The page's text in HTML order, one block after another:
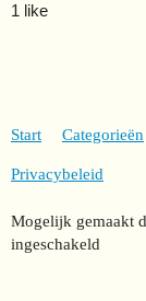
1 like
Start Categorieën
Privacybeleid
Mogelijk gemaakt
ingeschakeld